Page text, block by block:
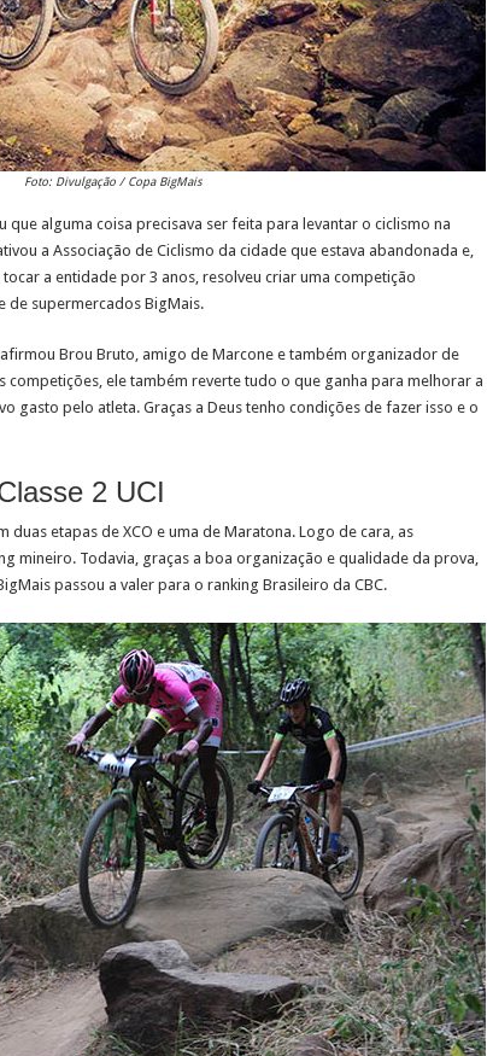
Foto: Divulgação / Copa BigMais
alguma coisa precisava ser feita para levantar o ciclismo na
a Associação de Ciclismo da cidade que estava abandonada e,
a entidade por 3 anos, resolveu criar uma competição
de supermercados BigMais.
Brou Bruto, amigo de Marcone e também organizador de
competições, ele também reverte tudo o que ganha para melhorar a
gasto pelo atleta. Graças a Deus tenho condições de fazer isso e o
2 UCI
duas etapas de XCO e uma de Maratona. Logo de cara, as
mineiro. Todavia, graças a boa organização e qualidade da prova,
passou a valer para o ranking Brasileiro da CBC.